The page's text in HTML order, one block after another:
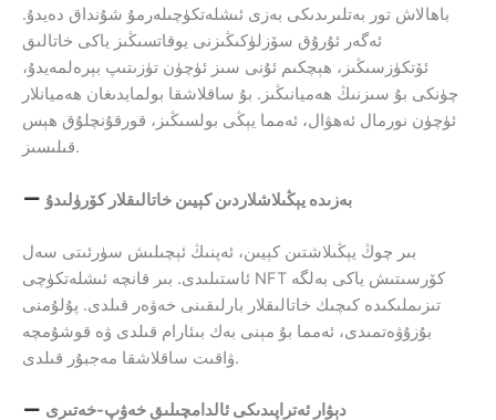
باھالاش تور بەتلىرىدىكى بەزى ئىشلەتكۈچىلەرمۇ شۇنداق دەيدۇ.
ئەگەر ئۇرۇق سۆزلۈكىڭىزنى يوقاتسىڭىز ياكى خاتالىق
ئۆتكۈزسىڭىز، ھېچكىم ئۇنى سىز ئۈچۈن تۈزىتىپ بېرەلمەيدۇ،
چۈنكى بۇ سىزنىڭ ھەميانىڭىز. بۇ ساقلاشقا بولمايدىغان ھەميانلار
ئۈچۈن نورمال ئەھۋال، ئەمما يېڭى بولسىڭىز، قورقۇنچلۇق ھېس
قىلىسىز.
بەزىدە يېڭىلاشلاردىن كېيىن خاتالىقلار كۆرۈلىدۇ
بىر چوڭ يېڭىلاشتىن كېيىن، ئەپنىڭ ئېچىلىش سۈرئىتى سەل
ئاستىلىدى. بىر قانچە ئىشلەتكۈچى NFT كۆرسىتىش ياكى بەلگە
تىزىملىكىدە كىچىك خاتالىقلار بارلىقىنى خەۋەر قىلدى. پۇلۇمنى
بۇزۇۋەتمىدى، ئەمما بۇ مېنى بەك بىئارام قىلدى ۋە قوشۇمچە
ۋاقىت ساقلاشقا مەجبۇر قىلدى.
دېۋار ئەتراپىدىكى ئالدامچىلىق خەۋپ-خەتىرى